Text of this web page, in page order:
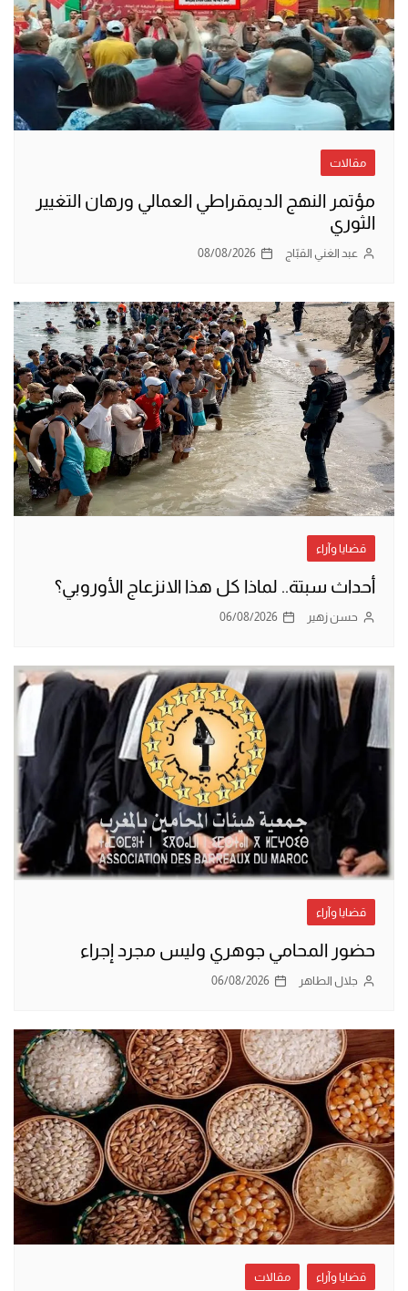
مقالات
مؤتمر النهج الديمقراطي العمالي ورهان التغيير
الثوري
عبد الغني القبّاج 08/08/2026
قضايا وآراء
أحداث سبتة.. لماذا كل هذا الانزعاج الأوروبي؟
حسن زهير 06/08/2026
قضايا وآراء
حضور المحامي جوهري وليس مجرد إجراء
جلال الطاهر 06/08/2026
قضايا وآراء مقالات